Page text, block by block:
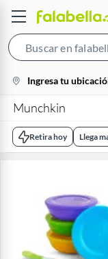
location-
icon
Ingresa tu
Munchkin
Retira hoy Llega